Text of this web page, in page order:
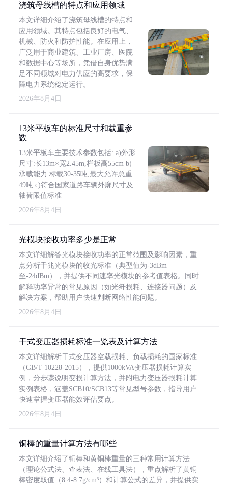
浇筑母线槽的特点和应用领域
本文详细介绍了浇筑母线槽的特点和
应用领域。其特点包括良好的电气、
机械、防火和防护性能。在应用上，
广泛用于商业建筑、工业厂房、医院
和数据中心等场所，凭借自身优势满
足不同领域对电力供应的高要求，保
障电力系统稳定运行。
2026年8月4日
13米平板车的标准尺寸和载重参
数
13米平板车主要技术参数包括: a)外形
尺寸:长13m×宽2.45m,栏板高55cm b)
承载能力:标载30-35吨,最大允许总重
49吨 c)符合国家道路车辆外廓尺寸及
轴荷限值标准
2026年8月4日
光模块接收功率多少是正常
本文详细解答光模块接收功率的正常范围及影响因素，重
点分析千兆光模块的收光标准（典型值为-3dBm
至-24dBm），并提供不同速率光模块的参考值表格。同时
解释功率异常的常见原因（如光纤损耗、连接器问题）及
解决方案，帮助用户快速判断网络性能问题。
2026年8月4日
干式变压器损耗标准一览表及计算方法
本文详细解析干式变压器空载损耗、负载损耗的国家标准
（GB/T 10228-2015），提供1000kVA变压器损耗计算实
例，分步骤说明变损计算方法，并附电力变压器损耗计算
实例表格，涵盖SCB10/SCB13等常见型号参数，指导用户
快速掌握变压器能效评估要点。
2026年8月4日
铜棒的重量计算方法有哪些
本文详细介绍了铜棒和黄铜棒重量的三种常用计算方法
（理论公式法、查表法、在线工具法），重点解析了黄铜
棒密度取值（8.4-8.7g/cm³）和计算公式的差异，并提供实